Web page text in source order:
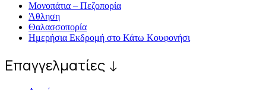
Μονοπάτια – Πεζοπορία
Άθληση
Θαλασσοπορία
Ημερήσια Εκδρομή στο Κάτω Κουφονήσι
Επαγγελματίες ↓